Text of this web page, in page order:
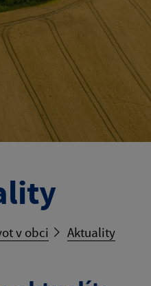
v obci Aktuality